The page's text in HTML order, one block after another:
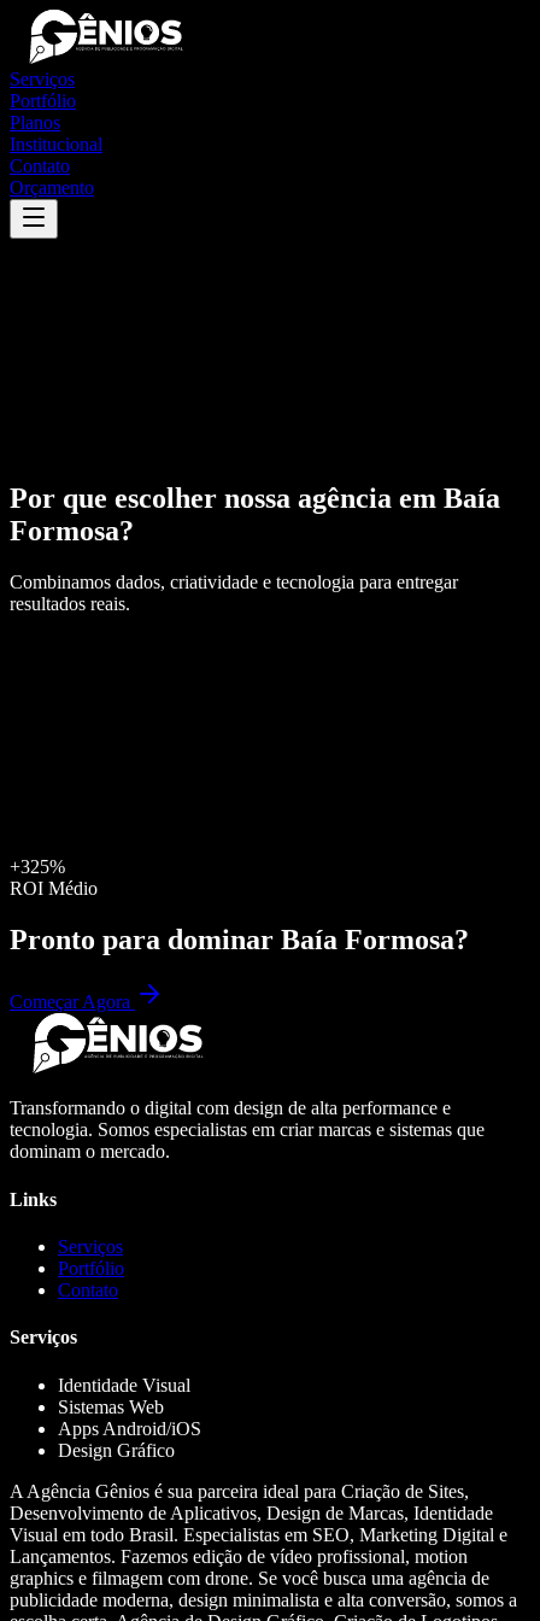
Serviços
Portfólio
Planos
Institucional
Contato
Orçamento
Por que escolher nossa agência em Baía
Formosa?
Combinamos dados, criatividade e tecnologia para entregar
resultados reais.
+325%
ROI Médio
Pronto para dominar Baía Formosa?
Começar Agora
Transformando o digital com design de alta performance e
tecnologia. Somos especialistas em criar marcas e sistemas que
dominam o mercado.
Links
Serviços
Portfólio
Contato
Serviços
Identidade Visual
Sistemas Web
Apps Android/iOS
Design Gráfico
A Agência Gênios é sua parceira ideal para Criação de Sites,
Desenvolvimento de Aplicativos, Design de Marcas, Identidade
Visual em todo Brasil. Especialistas em SEO, Marketing Digital e
Lançamentos. Fazemos edição de vídeo profissional, motion
graphics e filmagem com drone. Se você busca uma agência de
publicidade moderna, design minimalista e alta conversão, somos a